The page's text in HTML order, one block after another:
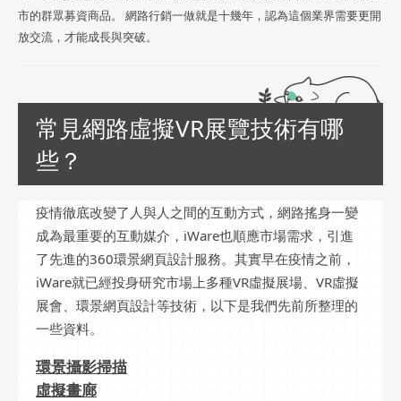
市的群眾募資商品。 網路行銷一做就是十幾年，認為這個業界需要更開
放交流，才能成長與突破。
常見網路虛擬VR展覽技術有哪
些？
疫情徹底改變了人與人之間的互動方式，網路搖身一變
成為最重要的互動媒介，iWare也順應市場需求，引進
了先進的360環景網頁設計服務。其實早在疫情之前，
iWare就已經投身研究市場上多種VR虛擬展場、VR虛擬
展會、環景網頁設計等技術，以下是我們先前所整理的
一些資料。
環景攝影掃描
虛擬畫廊